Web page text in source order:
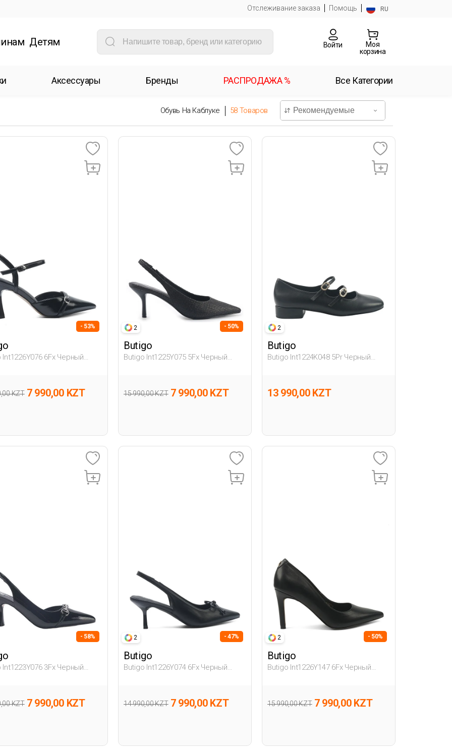
Отслеживание заказа Помощь RU
Детям Войти
Моя
корзина
Аксессуары Бренды РАСПРОДАЖА % Все Категории
Обувь На Каблуке 58 Товаров
- 53%
Int1226Y076 6Fx Черный
KZT 7 990,00 KZT
2 - 50%
Butigo
Butigo Int1225Y075 5Fx Черный
15 990,00 KZT 7 990,00 KZT
2
Butigo
Butigo Int1224K048 5Pr Черный
13 990,00 KZT
- 58%
Int1223Y076 3Fx Черный
KZT 7 990,00 KZT
2 - 47%
Butigo
Butigo Int1226Y074 6Fx Черный
14 990,00 KZT 7 990,00 KZT
2 - 50%
Butigo
Butigo Int1226Y147 6Fx Черный
15 990,00 KZT 7 990,00 KZT